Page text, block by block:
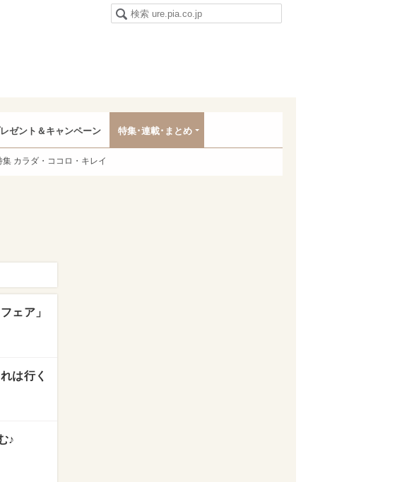
ゼント＆キャンペーン 特集･連載･まとめ
集 カラダ・ココロ・キレイ
ェア」
は行く
♪